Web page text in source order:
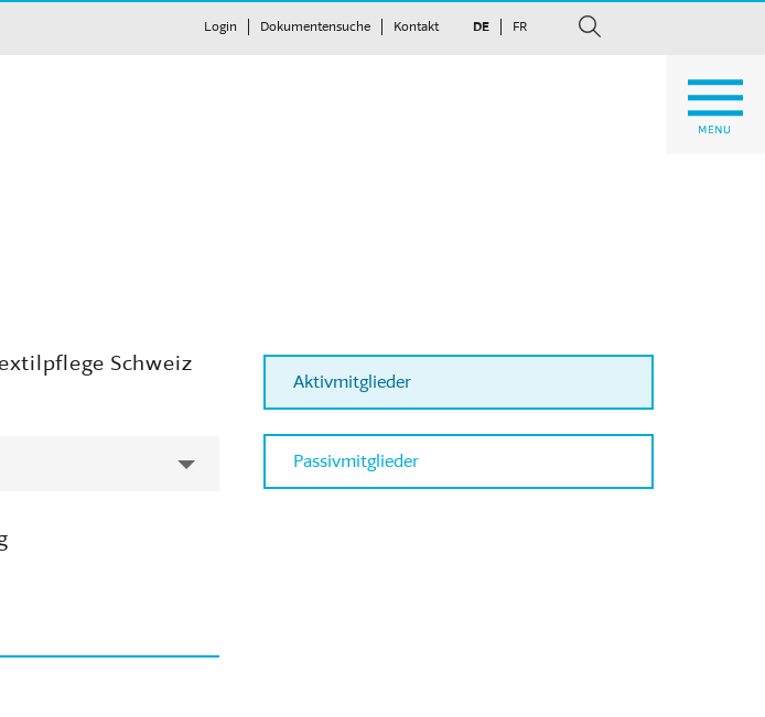
Login Dokumentensuche Kontakt DE FR
Schweiz
Aktivmitglieder
Passivmitglieder